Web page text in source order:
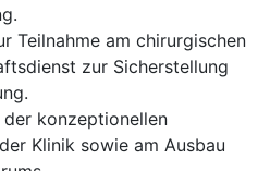
Teilnahme am chirurgischen
zur Sicherstellung
konzeptionellen
Klinik sowie am Ausbau